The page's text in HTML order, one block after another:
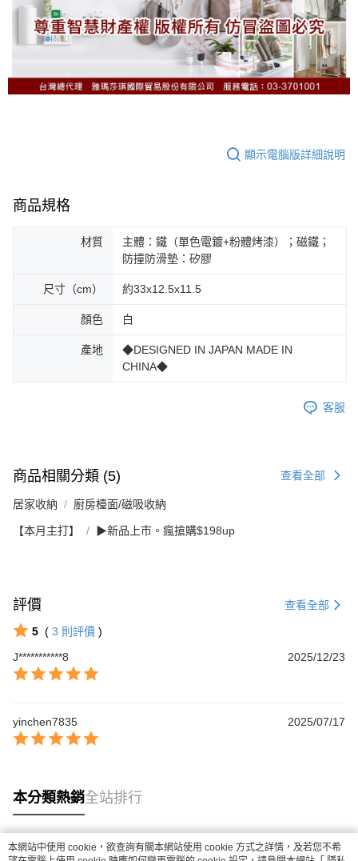
顯示電腦版詳細說明
商品規格
材質
主體：鐵（單色電鍍+粉體烤漆）；磁鐵；
防撞防滑墊：矽膠
尺寸（cm） 約33x12.5x11.5
顏色 白
產地
◆DESIGNED IN JAPAN MADE IN
CHINA◆
客服
商品相關分類 (5) 查看全部
居家收納 廚房檯面/磁吸收納
【本月主打】 ▶新品上市。瘋搶購$198up
評價 查看全部
5 ( 3 則評價 )
J***********8
2025/12/23
yinchen7835 2025/07/17
本分類熱銷全站排行
本網站中使用 cookie，欲查詢有關本網站使用 cookie 方式之詳情，及若您不希